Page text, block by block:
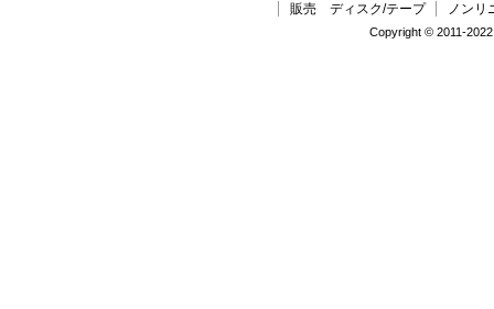
販売 ディスク/テープ
ノンリ
Copyright © 2011-